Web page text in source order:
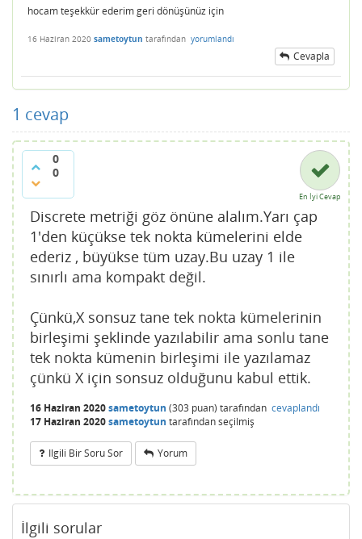
hocam teşekkür ederim geri dönüşünüz için
16 Haziran 2020 sametoytun tarafından yorumlandı
Cevapla
1 cevap
0
0
En İyi Cevap
Discrete metriği göz önüne alalım.Yarı çap
1'den küçükse tek nokta kümelerini elde
ederiz , büyükse tüm uzay.Bu uzay 1 ile
sınırlı ama kompakt değil.
Çünkü,X sonsuz tane tek nokta kümelerinin
birleşimi şeklinde yazılabilir ama sonlu tane
tek nokta kümenin birleşimi ile yazılamaz
çünkü X için sonsuz olduğunu kabul ettik.
16 Haziran 2020sametoytun (303 puan) tarafından cevaplandı
17 Haziran 2020sametoytun tarafındanseçilmiş
Ilgili Bir Soru Sor Yorum
İlgili sorular